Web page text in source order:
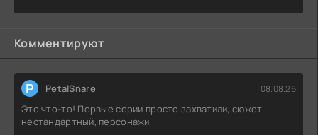
Комментируют
P PetalSnare 08.08.26
Это что-то! Первые серии просто захватили, сюжет
нестандартный, персонажи